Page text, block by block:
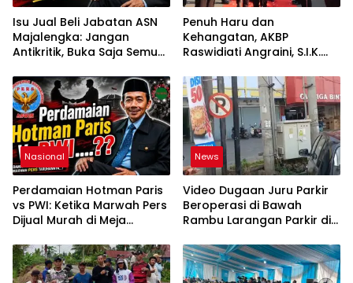
Isu Jual Beli Jabatan ASN
Majalengka: Jangan
Antikritik, Buka Saja Semua
Jabatan kepada Publik
Oleh: Aceng Syamsul
Hadie, S.Sos., MM. Ketua
Dewan Pembina Pusat
ASWIN
Penuh Haru dan
Kehangatan, AKBP
Raswidiati Angraini, S.I.K.
Lampung Utara
Nasional
Perdamaian Hotman Paris
vs PWI: Ketika Marwah Pers
Dijual Murah di Meja
Syamsul Hadie (ASH)”
News
Video Dugaan Juru Parkir
Beroperasi di Bawah
Rambu Larangan Parkir di
Warganet Soroti Dugaan
Pelanggaran